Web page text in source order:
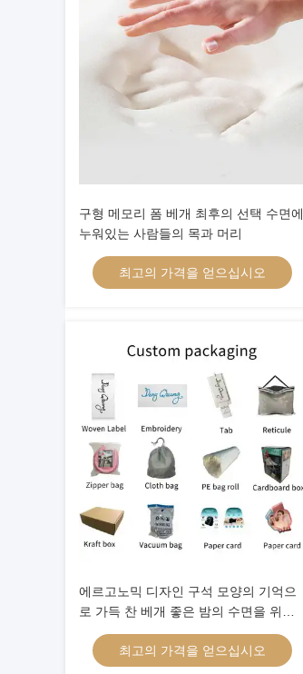
구형 메모리 폼 베개 최후의 선택 수면에
누워있는 사람들의 목과 머리
최고의 가격을 얻으십시오
에르고노믹 디자인 구석 모양의 기억으
로 가득 찬 베개 좋은 밤의 수면을 위한
궁극적인 해결책
최고의 가격을 얻으십시오